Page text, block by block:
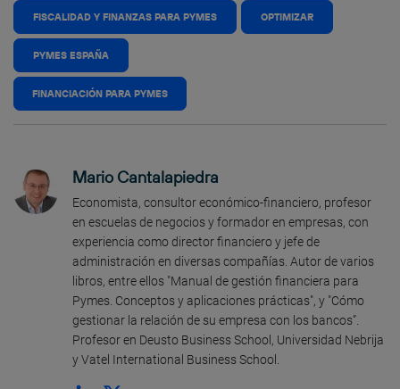
FISCALIDAD Y FINANZAS PARA PYMES OPTIMIZAR
PYMES ESPAÑA
FINANCIACIÓN PARA PYMES
Mario Cantalapiedra
Economista, consultor económico-financiero, profesor
en escuelas de negocios y formador en empresas, con
experiencia como director financiero y jefe de
administración en diversas compañías. Autor de varios
libros, entre ellos "Manual de gestión financiera para
Pymes. Conceptos y aplicaciones prácticas", y "Cómo
gestionar la relación de su empresa con los bancos”.
Profesor en Deusto Business School, Universidad Nebrija
y Vatel International Business School.